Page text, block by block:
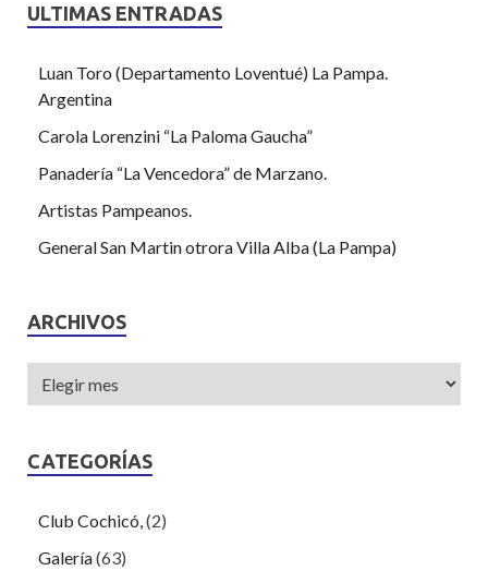
ULTIMAS ENTRADAS
Luan Toro (Departamento Loventué) La Pampa.
Argentina
Carola Lorenzini “La Paloma Gaucha”
Panadería “La Vencedora” de Marzano.
Artistas Pampeanos.
General San Martin otrora Villa Alba (La Pampa)
ARCHIVOS
CATEGORÍAS
Club Cochicó,(2)
Galería(63)